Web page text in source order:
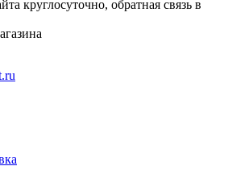
круглосуточно, обратная связь в